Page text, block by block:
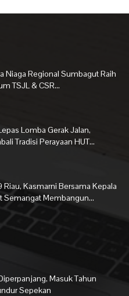
Niaga Regional Sumbagut Raih
TSJL & CSR...
Lomba Gerak Jalan,
Tradisi Perayaan HUT...
Riau, Kasmarni Bersama Kepala
Semangat Membangun...
Masuk Tahun
Sepekan